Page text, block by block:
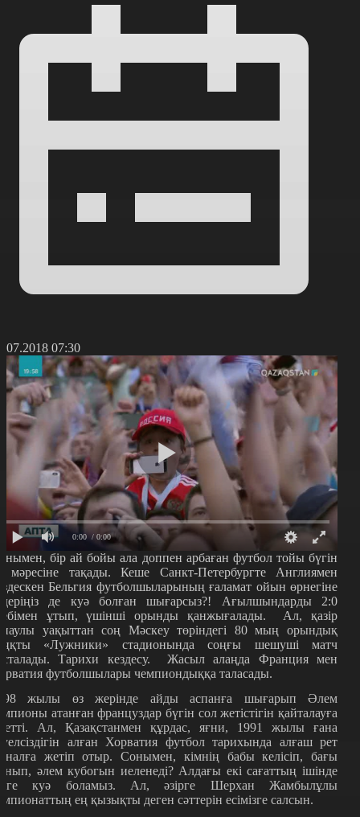
07:30
0:00 / 0:00
бір ай бойы ала доппен арбаған футбол тойы бүгін
мәресіне тақады. Кеше Санкт-Петербургте Англиямен
Бельгия футболшыларының ғаламат ойын өрнегіне
де куә болған шығарсыз?! Ағылшындарды 2:0
ұтып, үшінші орынды қанжығалады. Ал, қазір
уақыттан соң Мәскеу төріндегі 80 мың орындық
«Лужники» стадионында соңғы шешуші матч
Тарихи кездесу. Жасыл алаңда Франция мен
футболшылары чемпиондыққа таласады.
жылы өз жерінде айды аспанға шығарып Әлем
атанған француздар бүгін сол жетістігін қайталауға
Ал, Қазақстанмен құрдас, яғни, 1991 жылы ғана
алған Хорватия футбол тарихында алғаш рет
жетіп отыр. Сонымен, кімнің бабы келісіп, бағы
әлем кубогын иеленеді? Алдағы екі сағаттың ішінде
куә боламыз. Ал, әзірге Шерхан Жамбылұлы
ең қызықты деген сәттерін есімізге салсын.